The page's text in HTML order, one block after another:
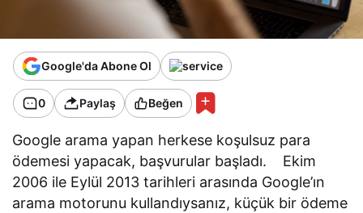
Google'da Abone Ol
0 Paylaş Beğen
Google arama yapan herkese koşulsuz para
ödemesi yapacak, başvurular başladı. Ekim
2006 ile Eylül 2013 tarihleri arasında Google’ın
arama motorunu kullandıysanız, küçük bir ödeme